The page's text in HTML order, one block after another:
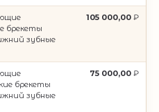
брекеты
зубные
105 000,00
брекеты
зубные
75 000,00